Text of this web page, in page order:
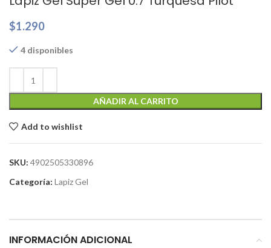
$1.290
4 disponibles
AÑADIR AL CARRITO
Add to wishlist
SKU: 4902505330896
Categoría: Lapiz Gel
INFORMACIÓN ADICIONAL